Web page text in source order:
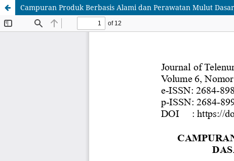
Campuran Produk Berbasis Alami dan Perawatan Mulut